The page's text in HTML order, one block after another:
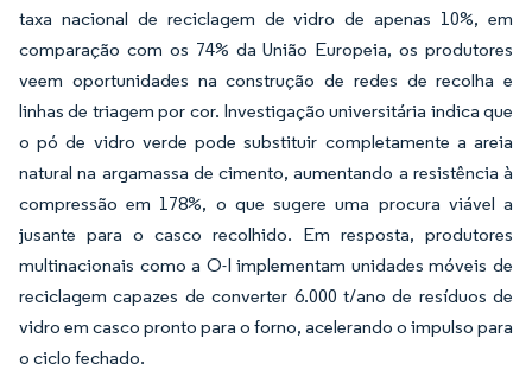
taxa nacional de reciclagem de vidro de apenas 10%, em
comparação com os 74% da União Europeia, os produtores
veem oportunidades na construção de redes de recolha e
linhas de triagem por cor. Investigação universitária indica que
o pó de vidro verde pode substituir completamente a areia
natural na argamassa de cimento, aumentando a resistência à
compressão em 178%, o que sugere uma procura viável a
jusante para o casco recolhido. Em resposta, produtores
multinacionais como a O-I implementam unidades móveis de
reciclagem capazes de converter 6.000 t/ano de resíduos de
vidro em casco pronto para o forno, acelerando o impulso para
o ciclo fechado.